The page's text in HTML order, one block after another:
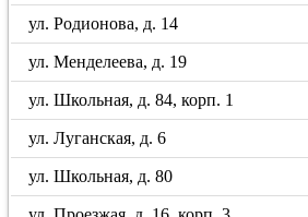
ул. Родионова, д. 14
ул. Менделеева, д. 19
ул. Школьная, д. 84, корп. 1
ул. Луганская, д. 6
ул. Школьная, д. 80